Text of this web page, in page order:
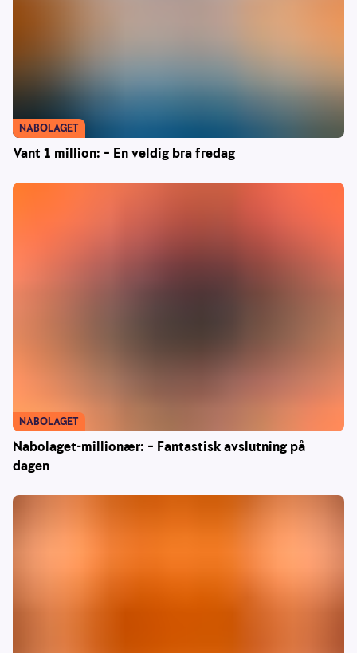
Vant 1 million: – En veldig bra fredag
NABOLAGET
Nabolaget-millionær: – Fantastisk avslutning på
dagen
NABOLAGET